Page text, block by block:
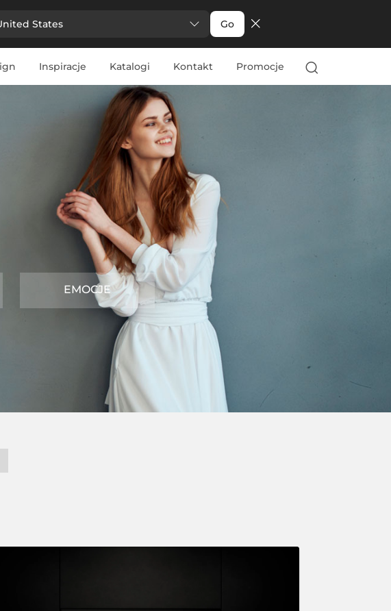
States Go
Inspiracje Katalogi Kontakt Promocje
EMOCJE